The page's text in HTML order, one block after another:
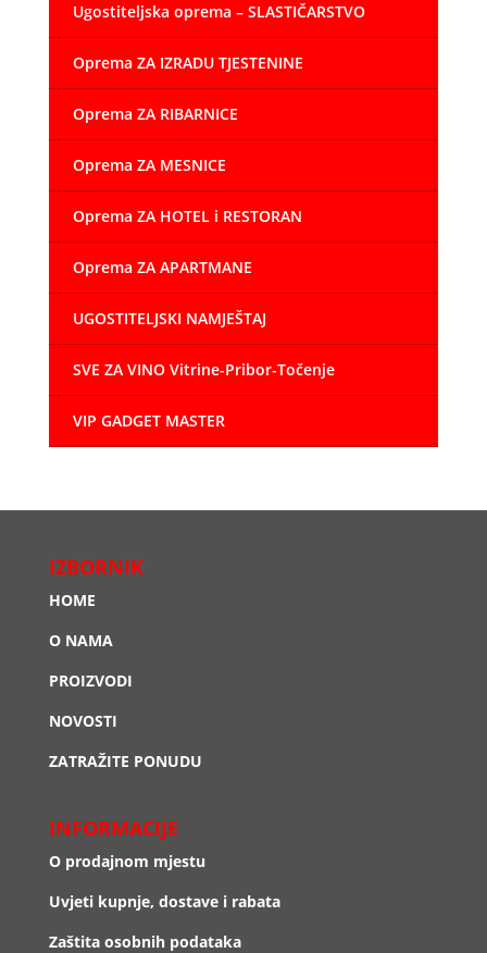
Ugostiteljska oprema – SLASTIČARSTVO
Oprema ZA IZRADU TJESTENINE
Oprema ZA RIBARNICE
Oprema ZA MESNICE
Oprema ZA HOTEL i RESTORAN
Oprema ZA APARTMANE
UGOSTITELJSKI NAMJEŠTAJ
SVE ZA VINO Vitrine-Pribor-Točenje
VIP GADGET MASTER
IZBORNIK
HOME
O NAMA
PROIZVODI
NOVOSTI
ZATRAŽITE PONUDU
INFORMACIJE
O prodajnom mjestu
Uvjeti kupnje, dostave i rabata
Zaštita osobnih podataka